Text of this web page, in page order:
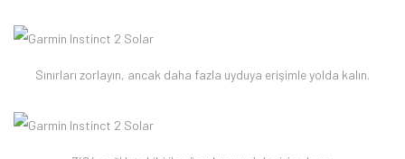
Sınırları zorlayın, ancak daha fazla uyduya erişimle yolda kalın.